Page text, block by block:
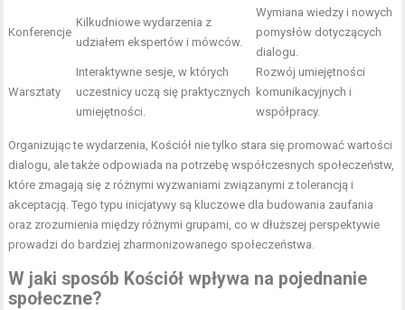
Konferencje
Kilkudniowe wydarzenia z
udziałem ekspertów i mówców.
Wymiana wiedzy i nowych
pomysłów dotyczących
dialogu.
Warsztaty
Interaktywne sesje, w których
uczestnicy uczą się praktycznych
umiejętności.
Rozwój umiejętności
komunikacyjnych i
współpracy.
Organizując te wydarzenia, Kościół nie tylko stara się promować wartości
dialogu, ale także odpowiada na potrzebę współczesnych społeczeństw,
które zmagają się z różnymi wyzwaniami związanymi z tolerancją i
akceptacją. Tego typu inicjatywy są kluczowe dla budowania zaufania
oraz zrozumienia między różnymi grupami, co w dłuższej perspektywie
prowadzi do bardziej zharmonizowanego społeczeństwa.
W jaki sposób Kościół wpływa na pojednanie
społeczne?